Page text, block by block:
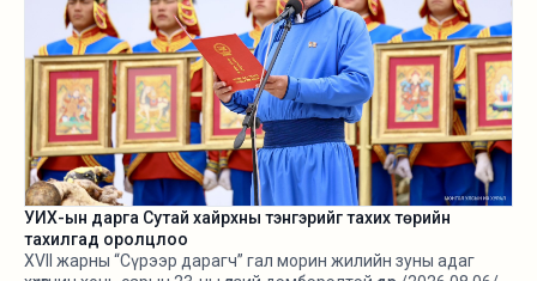
УИХ-ын дарга Сутай хайрхны тэнгэрийг тахих төрийн
тахилгад оролцлоо
XVII жарны “Сүрээр дарагч” гал морин жилийн зуны адаг